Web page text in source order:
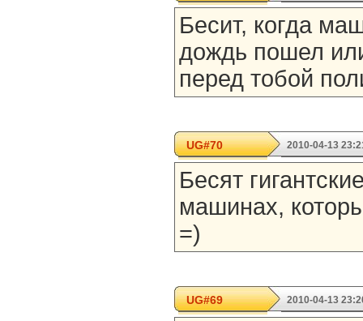
Бесит, когда
дождь пошел
перед тобой
UG#70 2010-04-13
Бесят
машинах,
=)
UG#69 2010-04-13